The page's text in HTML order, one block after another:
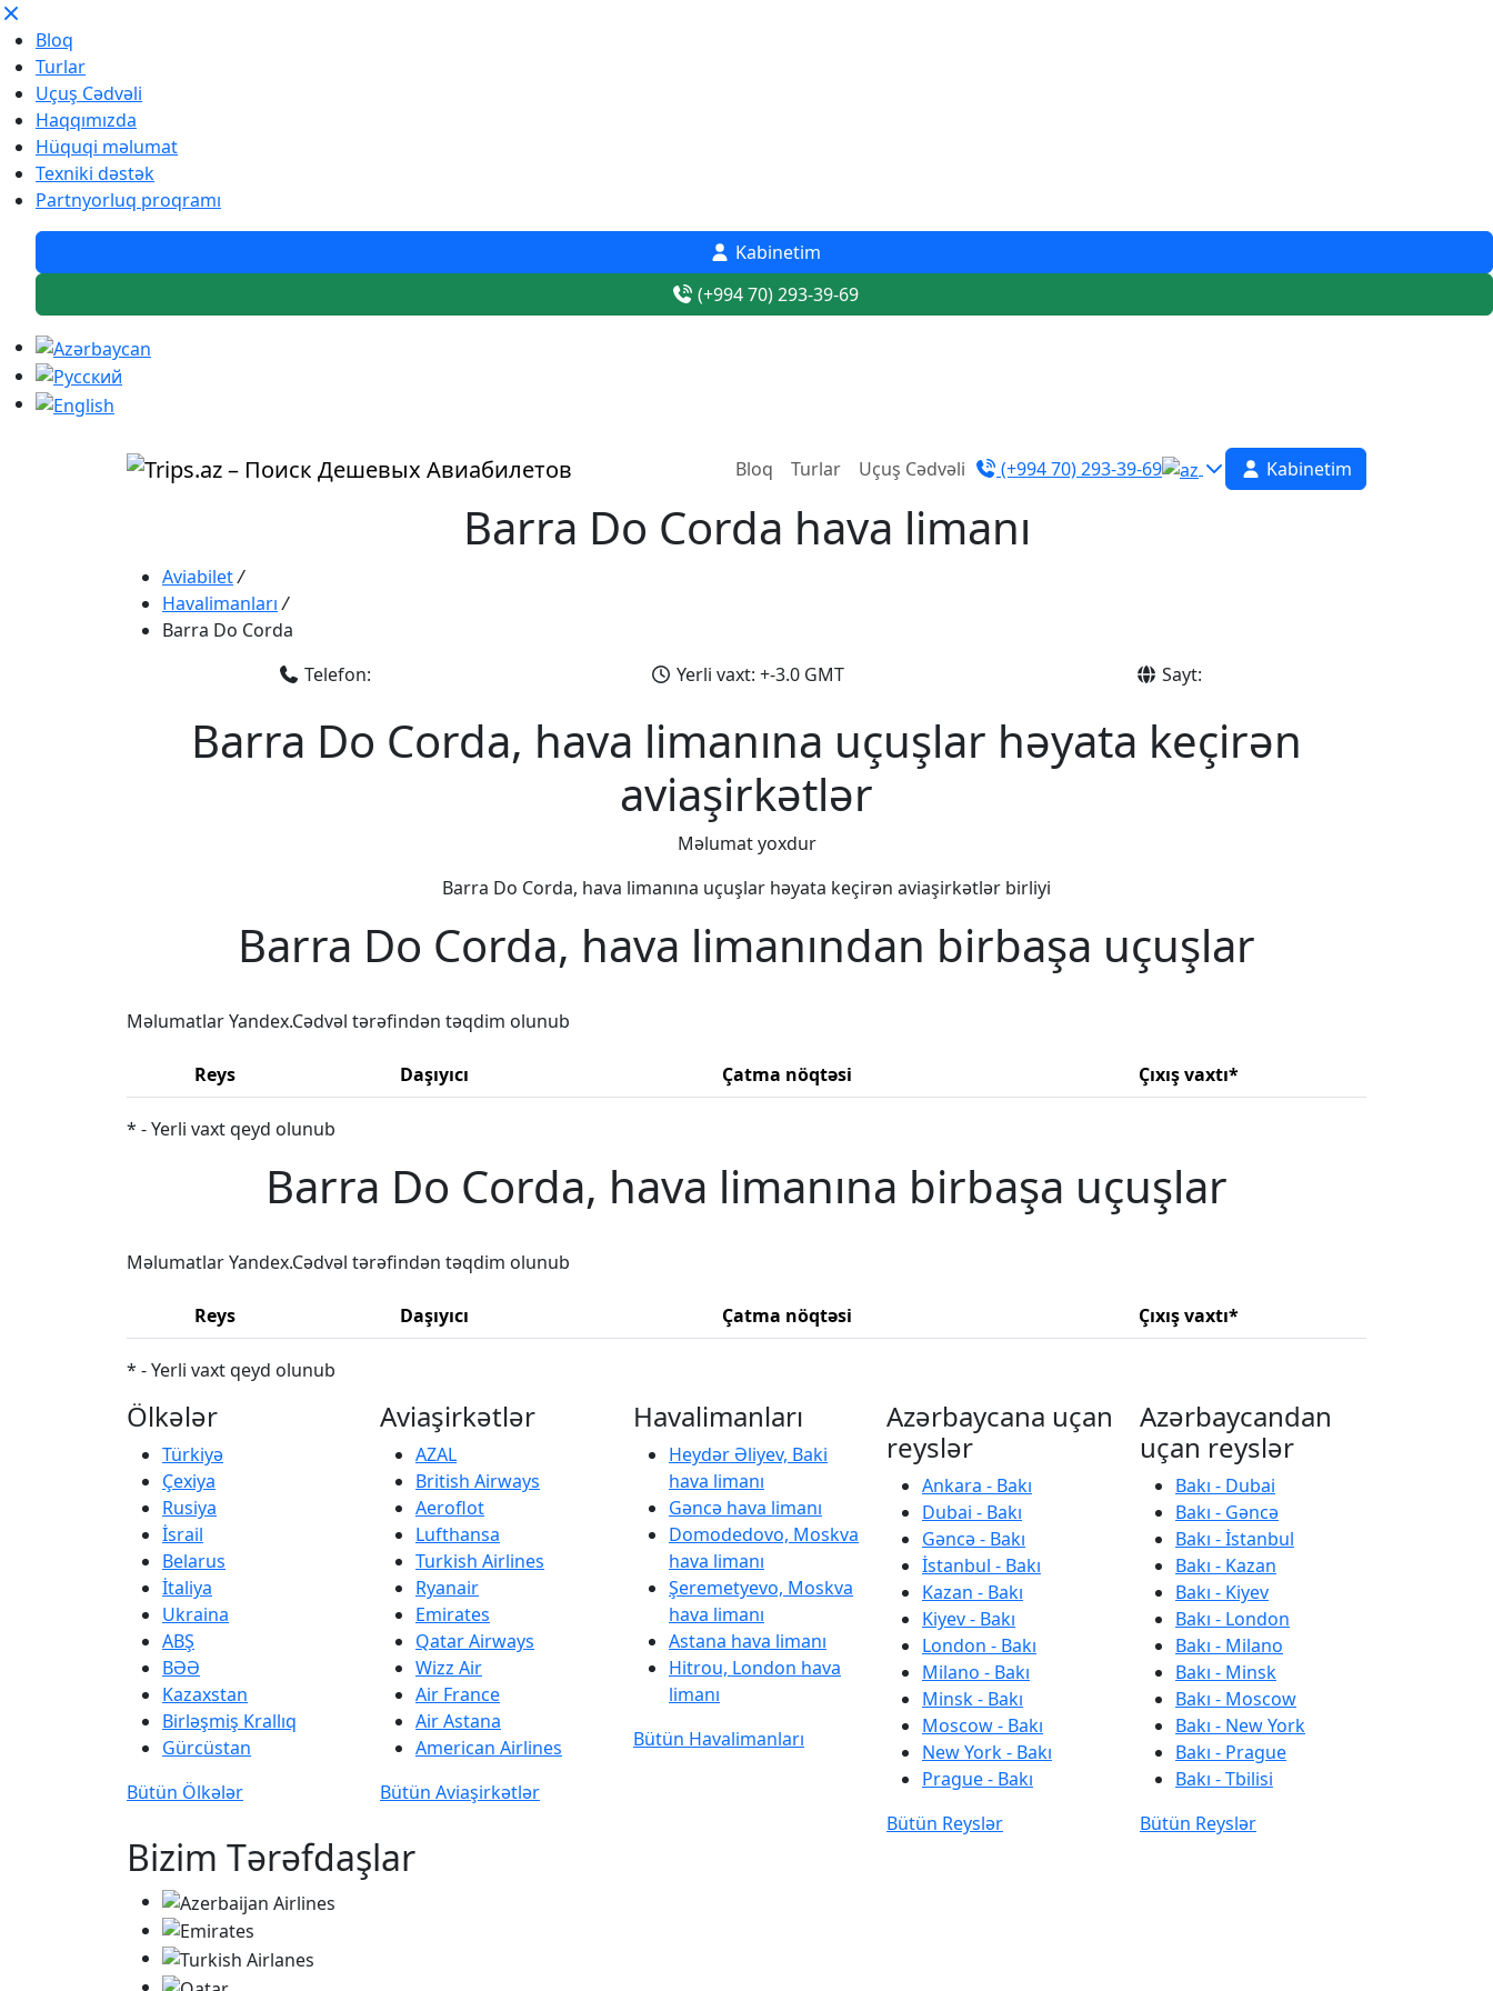
Bloq
Turlar
Uçuş Cədvəli
Haqqımızda
Hüquqi məlumat
Texniki dəstək
Partnyorluq proqramı
Kabinetim
(+994 70) 293-39-69
Bloq Turlar Uçuş Cədvəli (+994 70) 293-39-69 Kabinetim
Barra Do Corda hava limanı
Aviabilet/
Havalimanları /
Barra Do Corda
Telefon:
Yerli vaxt: +-3.0 GMT Sayt:
Barra Do Corda, hava limanına uçuşlar həyata keçirən
aviaşirkətlər
Məlumat yoxdur
Barra Do Corda, hava limanına uçuşlar həyata keçirən aviaşirkətlər birliyi
Barra Do Corda, hava limanından birbaşa uçuşlar
Məlumatlar Yandex.Cədvəl tərəfindən təqdim olunub
Reys Daşıyıcı Çatma nöqtəsi Çıxış vaxtı*
* - Yerli vaxt qeyd olunub
Barra Do Corda, hava limanına birbaşa uçuşlar
Məlumatlar Yandex.Cədvəl tərəfindən təqdim olunub
Reys Daşıyıcı Çatma nöqtəsi Çıxış vaxtı*
* - Yerli vaxt qeyd olunub
Ölkələr
Türkiyə
Çexiya
Rusiya
İsrail
Belarus
İtaliya
Ukraina
ABŞ
BƏƏ
Kazaxstan
Birləşmiş Krallıq
Gürcüstan
Bütün Ölkələr
Aviaşirkətlər
AZAL
British Airways
Aeroflot
Lufthansa
Turkish Airlines
Ryanair
Emirates
Qatar Airways
Wizz Air
Air France
Air Astana
American Airlines
Bütün Aviaşirkətlər
Havalimanları
Heydər Əliyev, Baki
hava limanı
Gəncə hava limanı
Domodedovo, Moskva
hava limanı
Şeremetyevo, Moskva
hava limanı
Astana hava limanı
Hitrou, London hava
limanı
Bütün Havalimanları
Azərbaycana uçan
reyslər
Ankara - Bakı
Dubai - Bakı
Gəncə - Bakı
İstanbul - Bakı
Kazan - Bakı
Kiyev - Bakı
London - Bakı
Milano - Bakı
Minsk - Bakı
Moscow - Bakı
New York - Bakı
Prague - Bakı
Bütün Reyslər
Azərbaycandan
uçan reyslər
Bakı - Dubai
Bakı - Gəncə
Bakı - İstanbul
Bakı - Kazan
Bakı - Kiyev
Bakı - London
Bakı - Milano
Bakı - Minsk
Bakı - Moscow
Bakı - New York
Bakı - Prague
Bakı - Tbilisi
Bütün Reyslər
Bizim Tərəfdaşlar